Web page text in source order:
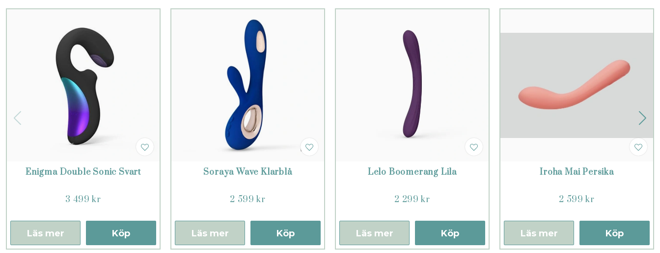
Enigma Double Sonic Svart
3 499 kr
Köp
Läs mer
Soraya Wave Klarblå
2 599 kr
Köp
Läs mer
Lelo Boomerang Lila
2 299 kr
Köp
Läs mer
Iroha Mai Persika
2 599 kr
Köp
Läs mer